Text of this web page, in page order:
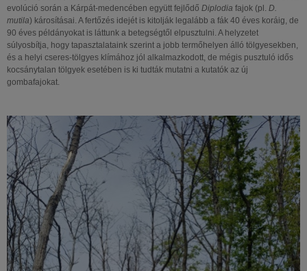
evolúció során a Kárpát-medencében együtt fejlődő Diplodia fajok (pl. D.
mutila) károsításai. A fertőzés idejét is kitolják legalább a fák 40 éves koráig, de
90 éves példányokat is láttunk a betegségtől elpusztulni. A helyzetet
súlyosbítja, hogy tapasztalataink szerint a jobb termőhelyen álló tölgyesekben,
és a helyi cseres-tölgyes klímához jól alkalmazkodott, de mégis pusztuló idős
kocsánytalan tölgyek esetében is ki tudták mutatni a kutatók az új
gombafajokat.